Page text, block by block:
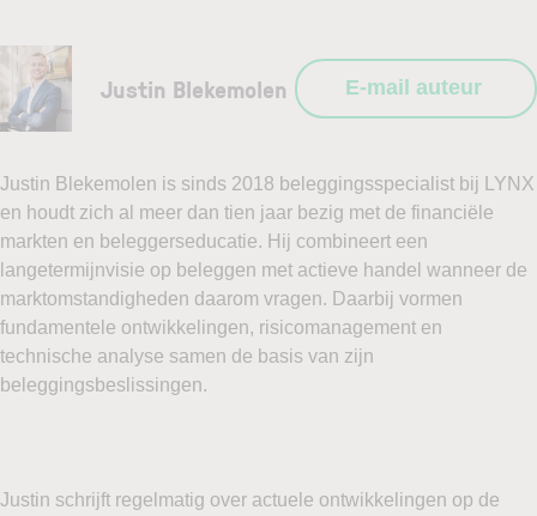
Justin Blekemolen E-mail auteur
Justin Blekemolen is sinds 2018 beleggingsspecialist bij LYNX
en houdt zich al meer dan tien jaar bezig met de financiële
markten en beleggerseducatie. Hij combineert een
langetermijnvisie op beleggen met actieve handel wanneer de
marktomstandigheden daarom vragen. Daarbij vormen
fundamentele ontwikkelingen, risicomanagement en
technische analyse samen de basis van zijn
beleggingsbeslissingen.
Justin schrijft regelmatig over actuele ontwikkelingen op de